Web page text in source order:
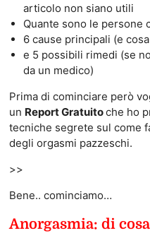
articolo non siano utili
Quante sono le persone
6 cause principali (e
e 5 possibili rimedi (se
da un medico)
Prima di cominciare però
un Report Gratuitoche ho
tecniche segrete sul come
degli orgasmi pazzeschi.
>>
Bene.. cominciamo…
Anorgasmia: di